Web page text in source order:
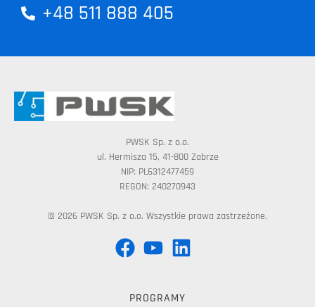
+48 511 888 405
PWSK Sp. z o.o.
ul. Hermisza 15, 41-800 Zabrze
NIP: PL6312477459
REGON: 240270943
© 2026 PWSK Sp. z o.o. Wszystkie prawa zastrzeżone.
PROGRAMY